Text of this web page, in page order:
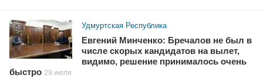
Удмуртская Республика
Евгений Минченко: Бречалов не был в
числе скорых кандидатов на вылет,
видимо, решение принималось очень
быстро 29 июля